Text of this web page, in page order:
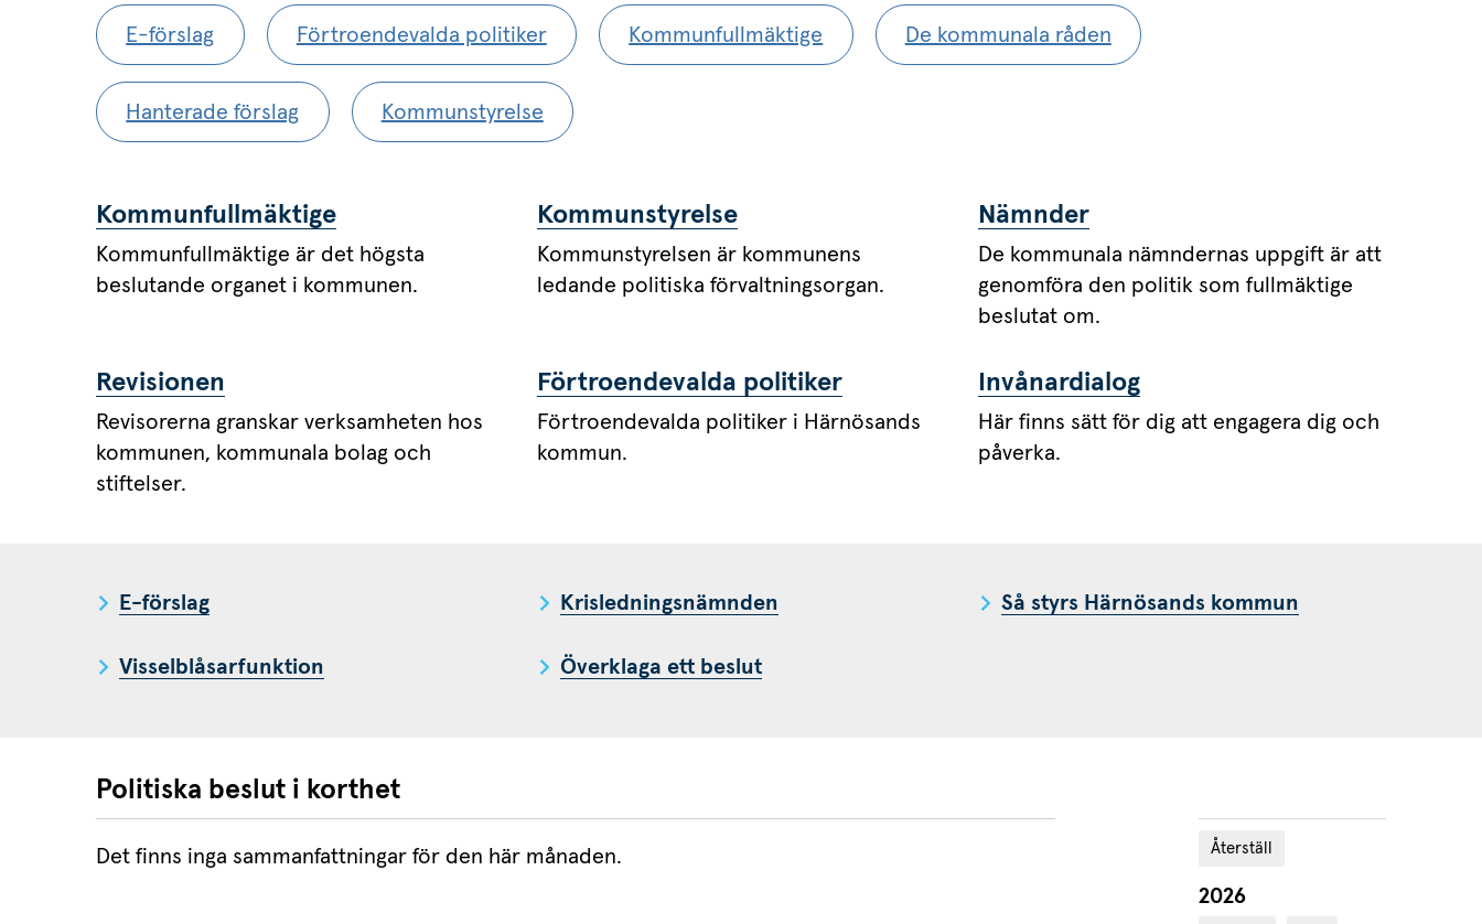
E-förslag Förtroendevalda politiker Kommunfullmäktige De kommunala råden
Hanterade förslag Kommunstyrelse
Kommunfullmäktige
Kommunfullmäktige är det högsta
beslutande organet i kommunen.
Kommunstyrelse
Kommunstyrelsen är kommunens
ledande politiska förvaltningsorgan.
Nämnder
De kommunala nämndernas uppgift är att
genomföra den politik som fullmäktige
beslutat om.
Revisionen
Revisorerna granskar verksamheten hos
kommunen, kommunala bolag och
stiftelser.
Förtroendevalda politiker
Förtroendevalda politiker i Härnösands
kommun.
Invånardialog
Här finns sätt för dig att engagera dig och
påverka.
E-förslag Krisledningsnämnden Så styrs Härnösands kommun
Visselblåsarfunktion Överklaga ett beslut
Politiska beslut i korthet
Återställ
År:
2026
Det finns inga sammanfattningar för den här månaden.